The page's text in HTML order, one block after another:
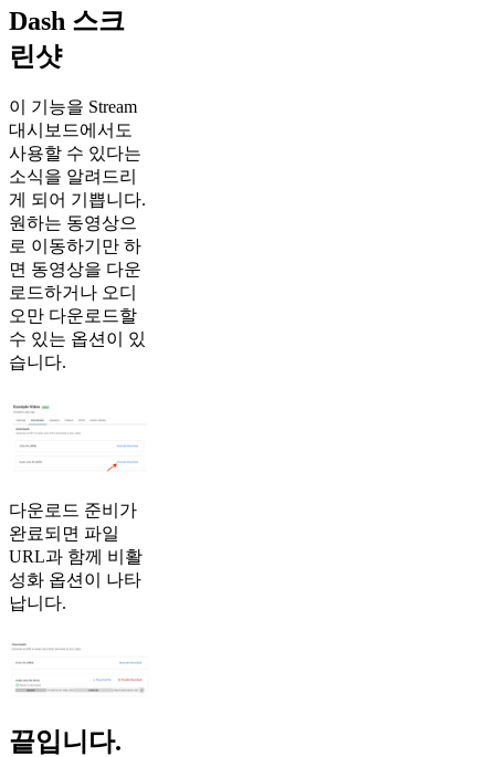
Dash 스크
린샷
이 기능을 Stream
대시보드에서도
사용할 수 있다는
소식을 알려드리
게 되어 기쁩니다.
원하는 동영상으
로 이동하기만 하
면 동영상을 다운
로드하거나 오디
오만 다운로드할
수 있는 옵션이 있
습니다.
다운로드 준비가
완료되면 파일
URL과 함께 비활
성화 옵션이 나타
납니다.
끝입니다.